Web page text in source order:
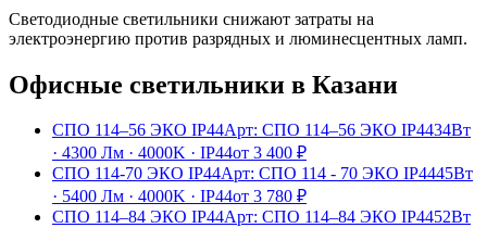
Светодиодные светильники снижают затраты на
электроэнергию против разрядных и люминесцентных ламп.
Офисные светильники в Казани
СПО 114–56 ЭКО IP44Арт: СПО 114–56 ЭКО IP4434Вт
· 4300 Лм · 4000K · IP44от 3 400 ₽
СПО 114-70 ЭКО IP44Арт: СПО 114 - 70 ЭКО IP4445Вт
· 5400 Лм · 4000K · IP44от 3 780 ₽
СПО 114–84 ЭКО IP44Арт: СПО 114–84 ЭКО IP4452Вт